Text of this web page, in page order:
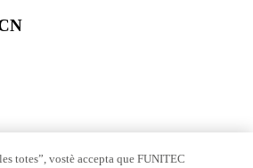
totes”, vostè accepta que FUNITEC